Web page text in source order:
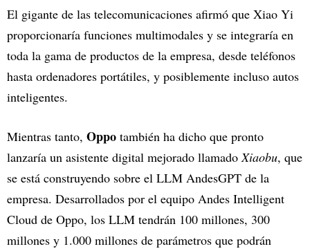
El gigante de las telecomunicaciones afirmó que Xiao Yi
proporcionaría funciones multimodales y se integraría en
toda la gama de productos de la empresa, desde teléfonos
hasta ordenadores portátiles, y posiblemente incluso autos
inteligentes.
Mientras tanto, Oppo también ha dicho que pronto
lanzaría un asistente digital mejorado llamadoXiaobu, que
se está construyendo sobre el LLM AndesGPT de la
empresa. Desarrollados por el equipo Andes Intelligent
Cloud de Oppo, los LLM tendrán 100 millones, 300
millones y 1.000 millones de parámetros que podrán